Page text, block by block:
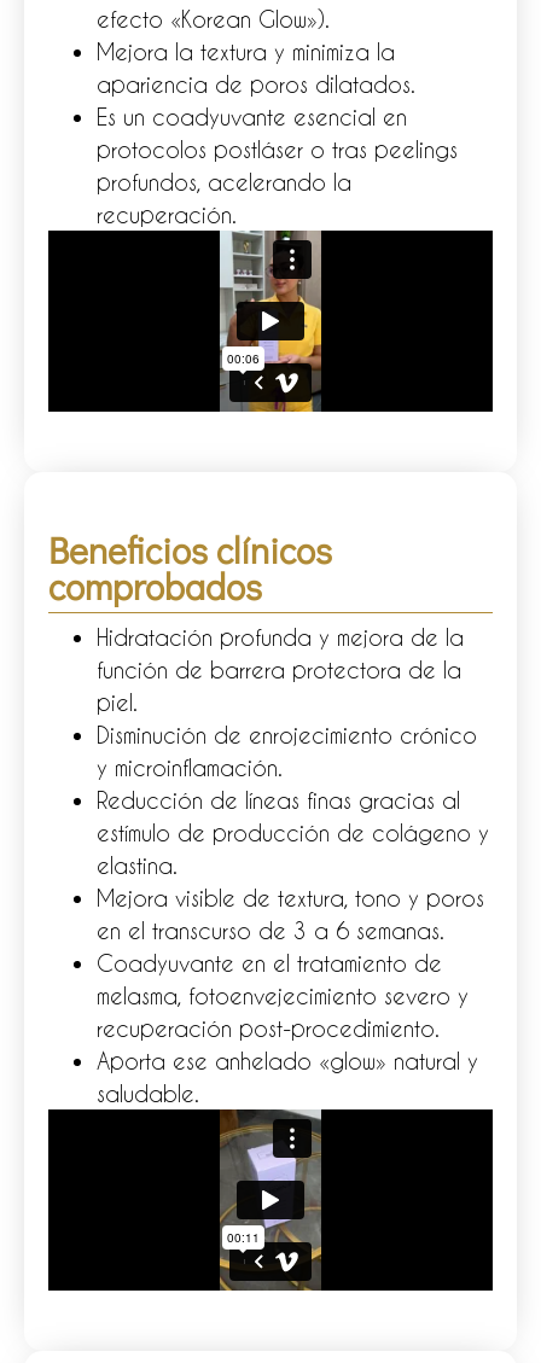
efecto «Korean Glow»).
Mejora la textura y minimiza la
apariencia de poros dilatados.
Es un coadyuvante esencial en
protocolos postláser o tras peelings
profundos, acelerando la
recuperación.
Beneficios clínicos
comprobados
Hidratación profunda y mejora de la
función de barrera protectora de la
piel.
Disminución de enrojecimiento crónico
y microinflamación.
Reducción de líneas finas gracias al
estímulo de producción de colágeno y
elastina.
Mejora visible de textura, tono y poros
en el transcurso de 3 a 6 semanas.
Coadyuvante en el tratamiento de
melasma, fotoenvejecimiento severo y
recuperación post-procedimiento.
Aporta ese anhelado «glow» natural y
saludable.